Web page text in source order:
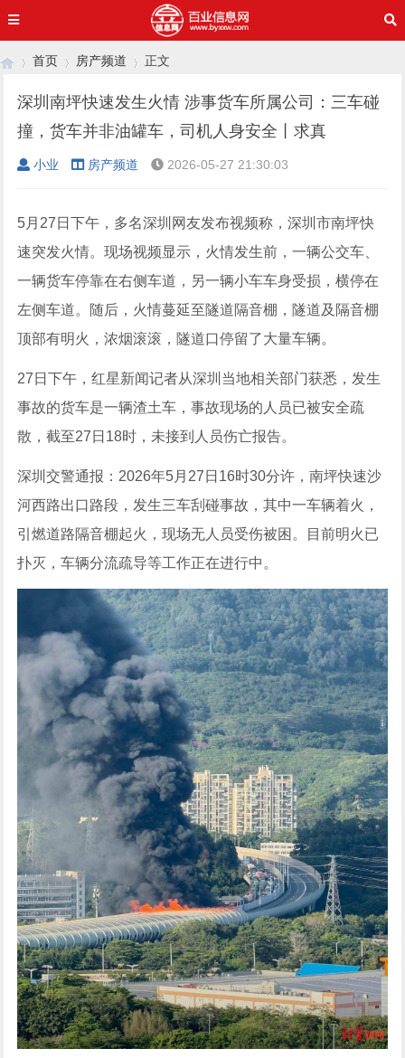
›
首页
›
房产频道
›
正文
深圳南坪快速发生火情 涉事货车所属公司：三车碰
撞，货车并非油罐车，司机人身安全丨求真
小业 房产频道 2026-05-27 21:30:03
5月27日下午，多名深圳网友发布视频称，深圳市南坪快
速突发火情。现场视频显示，火情发生前，一辆公交车、
一辆货车停靠在右侧车道，另一辆小车车身受损，横停在
左侧车道。随后，火情蔓延至隧道隔音棚，隧道及隔音棚
顶部有明火，浓烟滚滚，隧道口停留了大量车辆。
27日下午，红星新闻记者从深圳当地相关部门获悉，发生
事故的货车是一辆渣土车，事故现场的人员已被安全疏
散，截至27日18时，未接到人员伤亡报告。
深圳交警通报：2026年5月27日16时30分许，南坪快速沙
河西路出口路段，发生三车刮碰事故，其中一车辆着火，
引燃道路隔音棚起火，现场无人员受伤被困。目前明火已
扑灭，车辆分流疏导等工作正在进行中。